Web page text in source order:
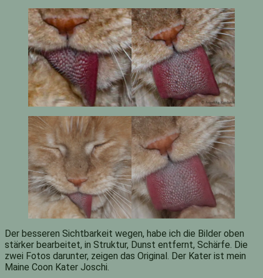
Der besseren Sichtbarkeit wegen, habe ich die Bilder oben
stärker bearbeitet, in Struktur, Dunst entfernt, Schärfe. Die
zwei Fotos darunter, zeigen das Original. Der Kater ist mein
Maine Coon Kater Joschi.